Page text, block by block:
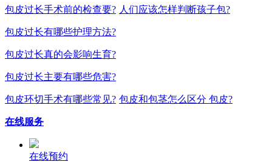
包皮过长手术前的检查要? 人们应该怎样判断孩子包?
包皮过长有哪些护理方法?
包皮过长真的会影响生育?
包皮过长主要有哪些危害?
包皮环切手术有哪些常见? 包皮和包茎怎么区分 包皮?
在线服务
在线预约